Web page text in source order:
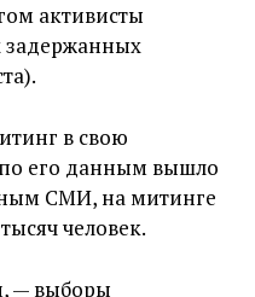
активисты
задержанных
в свою
его данным вышло
СМИ, на митинге
человек.
— выборы